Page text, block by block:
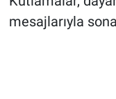
mesajlarıyla